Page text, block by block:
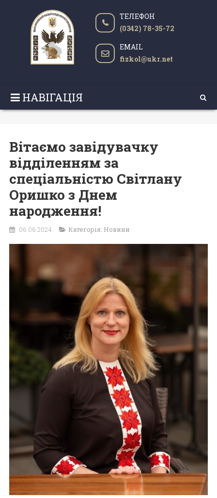
ТЕЛЕФОН
(0342) 78-35-72
EMAIL
fizkol@ukr.net
НАВІГАЦІЯ
Вітаємо завідувачку
відділенням за
спеціальністю Світлану
Оришко з Днем
народження!
06.06.2024 Категорія: Новини